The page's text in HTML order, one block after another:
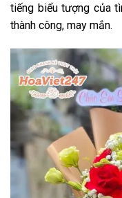
tiếng biểu tượng của
thành công, may mắn.